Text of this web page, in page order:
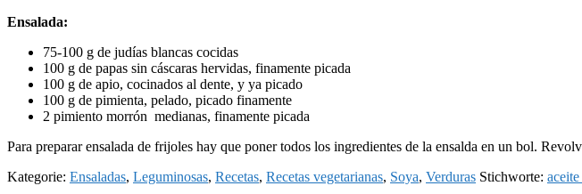
Ensalada:
75-100 g de judías blancas cocidas
100 g de papas sin cáscaras hervidas, finamente picada
100 g de apio, cocinados al dente, y ya picado
100 g de pimienta, pelado, picado finamente
2 pimiento morrón medianas, finamente picada
Para preparar ensalada de frijoles hay que poner todos los ingredientes de la ensalda en un bol.
Kategorie: Ensaladas, Leguminosas, Recetas, Recetas vegetarianas, Soya, Verduras Stichworte: